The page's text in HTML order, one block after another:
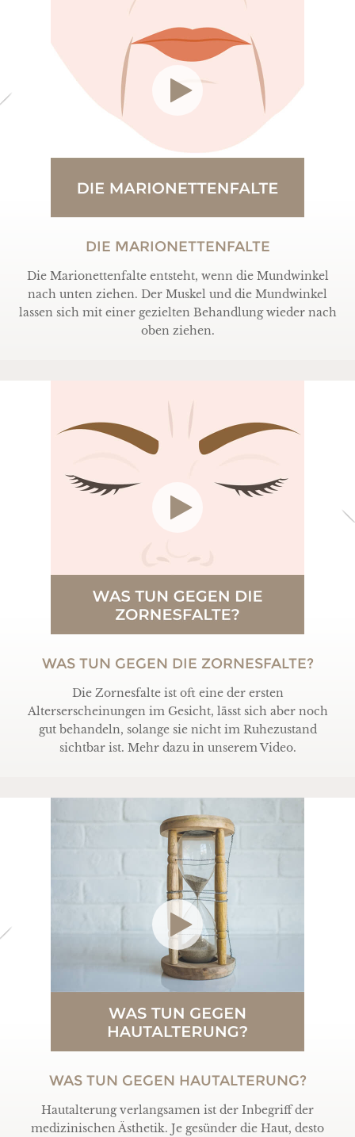
DIE MARIONETTENFALTE
Die Marionettenfalte entsteht, wenn die Mundwinkel
nach unten ziehen. Der Muskel und die Mundwinkel
lassen sich mit einer gezielten Behandlung wieder nach
oben ziehen.
WAS TUN GEGEN DIE ZORNESFALTE?
Die Zornesfalte ist oft eine der ersten
Alterserscheinungen im Gesicht, lässt sich aber noch
gut behandeln, solange sie nicht im Ruhezustand
sichtbar ist. Mehr dazu in unserem Video.
WAS TUN GEGEN HAUTALTERUNG?
Hautalterung verlangsamen ist der Inbegriff der
medizinischen Ästhetik. Je gesünder die Haut, desto